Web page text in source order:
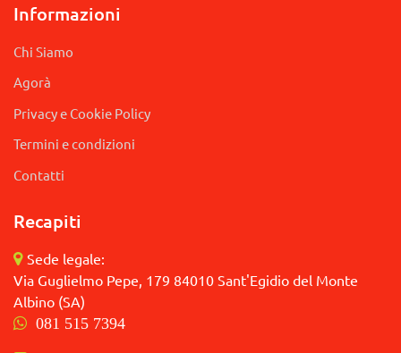
Informazioni
Chi Siamo
Agorà
Privacy e Cookie Policy
Termini e condizioni
Contatti
Recapiti
Sede legale:
Via Guglielmo Pepe, 179 84010 Sant'Egidio del Monte
Albino (SA)
081 515 7394